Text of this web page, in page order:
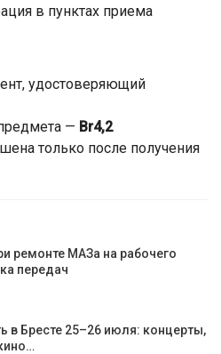
в пунктах приема
удостоверяющий
— Br4,2
только после получения
ремонте МАЗа на рабочего
передач
в Бресте 25–26 июля: концерты,